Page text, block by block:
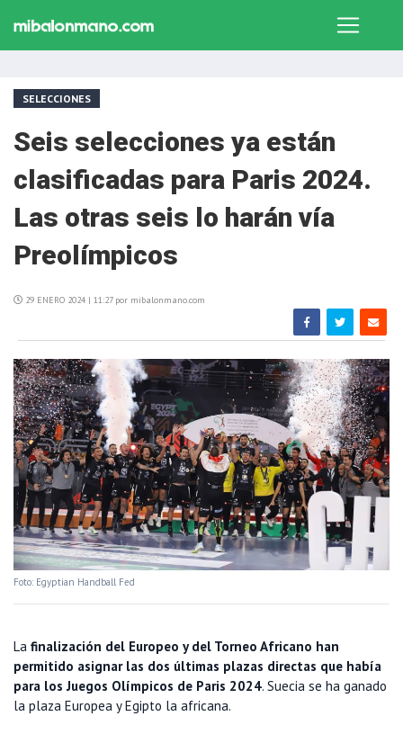
SELECCIONES
Seis selecciones ya están
clasificadas para Paris 2024.
Las otras seis lo harán vía
Preolímpicos
29 ENERO 2024 | 11:27 por mibalonmano.com
Foto: Egyptian Handball Fed
La finalización del Europeo y del Torneo Africano han
permitido asignar las dos últimas plazas directas que había
para los Juegos Olímpicos de Paris 2024. Suecia se ha ganado
la plaza Europea y Egipto la africana.